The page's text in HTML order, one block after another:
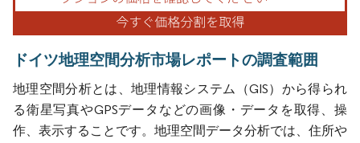
ドイツ地理空間分析市場レポートの調査範囲
地理空間分析とは、地理情報システム（GIS）から得られ
る衛星写真やGPSデータなどの画像・データを取得、操
作、表示することです。地理空間データ分析では、住所や